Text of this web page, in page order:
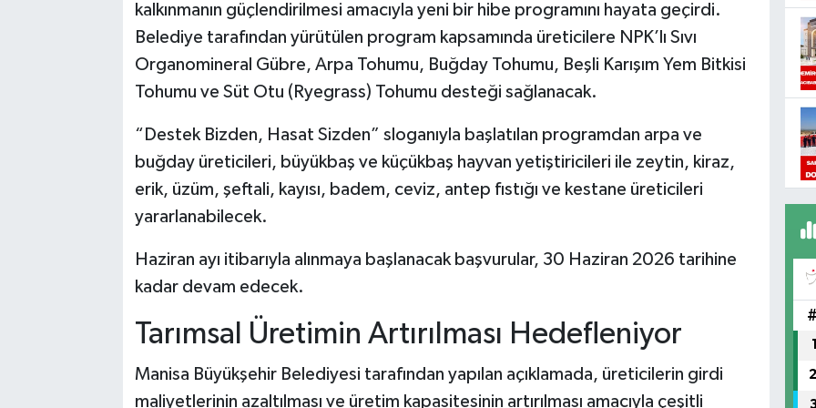
kalkınmanın güçlendirilmesi amacıyla yeni bir hibe programını hayata geçirdi.
Belediye tarafından yürütülen program kapsamında üreticilere NPK’lı Sıvı
Organomineral Gübre, Arpa Tohumu, Buğday Tohumu, Beşli Karışım Yem Bitkisi
Tohumu ve Süt Otu (Ryegrass) Tohumu desteği sağlanacak.
“Destek Bizden, Hasat Sizden” sloganıyla başlatılan programdan arpa ve
buğday üreticileri, büyükbaş ve küçükbaş hayvan yetiştiricileri ile zeytin, kiraz,
erik, üzüm, şeftali, kayısı, badem, ceviz, antep fıstığı ve kestane üreticileri
yararlanabilecek.
Haziran ayı itibarıyla alınmaya başlanacak başvurular, 30 Haziran 2026 tarihine
kadar devam edecek.
Tarımsal Üretimin Artırılması Hedefleniyor
Manisa Büyükşehir Belediyesi tarafından yapılan açıklamada, üreticilerin girdi
maliyetlerinin azaltılması ve üretim kapasitesinin artırılması amacıyla çeşitli
#
1
2